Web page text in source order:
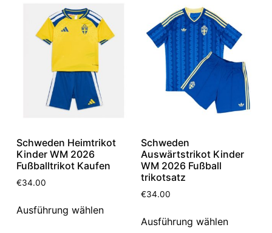
Schweden Heimtrikot
Kinder WM 2026
Fußballtrikot Kaufen
€34.00
Ausführung wählen
Schweden
Auswärtstrikot Kinder
WM 2026 Fußball
trikotsatz
€34.00
Ausführung wählen